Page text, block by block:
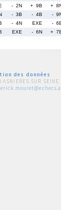
- 2N + 9B +
- 3B - 4B -
- 4N EXE -
EXE - 6N +
des données
SUR SEINE